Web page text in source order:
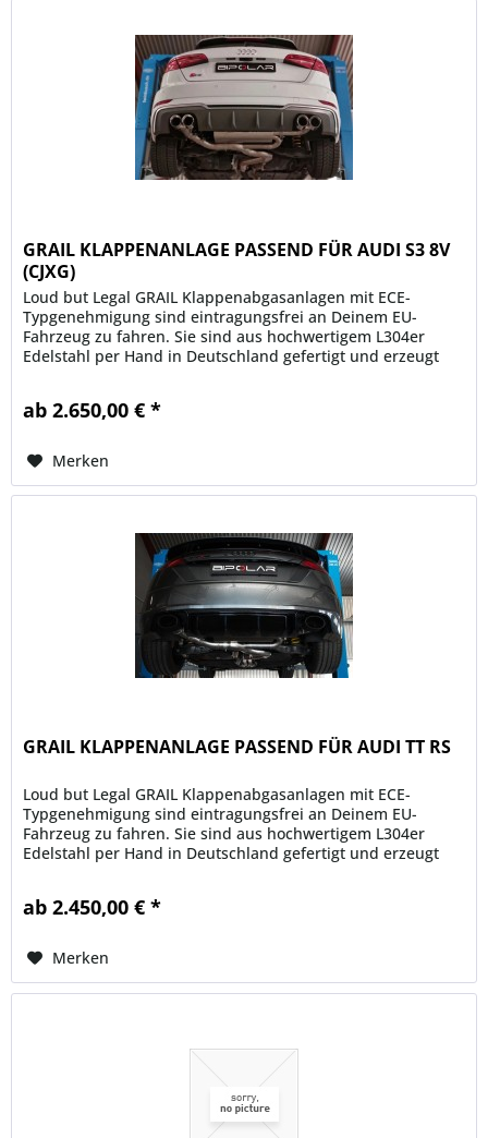
GRAIL KLAPPENANLAGE PASSEND FÜR AUDI S3 8V
(CJXG)
Loud but Legal GRAIL Klappenabgasanlagen mit ECE-
Typgenehmigung sind eintragungsfrei an Deinem EU-
Fahrzeug zu fahren. Sie sind aus hochwertigem L304er
Edelstahl per Hand in Deutschland gefertigt und erzeugt
ab 2.650,00 € *
Merken
GRAIL KLAPPENANLAGE PASSEND FÜR AUDI TT RS
Loud but Legal GRAIL Klappenabgasanlagen mit ECE-
Typgenehmigung sind eintragungsfrei an Deinem EU-
Fahrzeug zu fahren. Sie sind aus hochwertigem L304er
Edelstahl per Hand in Deutschland gefertigt und erzeugt
ab 2.450,00 € *
Merken